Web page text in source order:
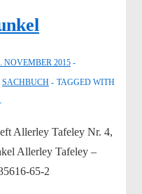
NOVEMBER 2015
SACHBUCH
TAGGED WITH
Allerley Tafeley Nr. 4,
Allerley Tafeley –
65-2